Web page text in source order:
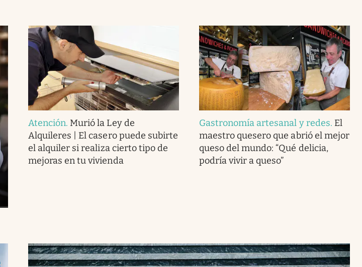
Atención. Murió la Ley de
Alquileres | El casero puede subirte
el alquiler si realiza cierto tipo de
mejoras en tu vivienda
Gastronomía artesanal y redes. El
maestro quesero que abrió el mejor
queso del mundo: “Qué delicia,
podría vivir a queso”